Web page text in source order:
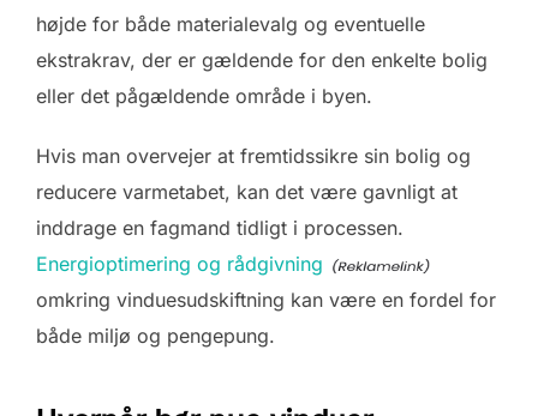
højde for både materialevalg og eventuelle
ekstrakrav, der er gældende for den enkelte bolig
eller det pågældende område i byen.
Hvis man overvejer at fremtidssikre sin bolig og
reducere varmetabet, kan det være gavnligt at
inddrage en fagmand tidligt i processen.
Energioptimering og rådgivning
omkring vinduesudskiftning kan være en fordel for
både miljø og pengepung.